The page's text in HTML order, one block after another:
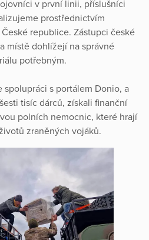
v první linii, příslušníci
prostřednictvím
republice. Zástupci české
místě dohlížejí na správné
potřebným.
s portálem Donio, a
tisíc dárců, získali finanční
polních nemocnic, které hrají
zraněných vojáků.